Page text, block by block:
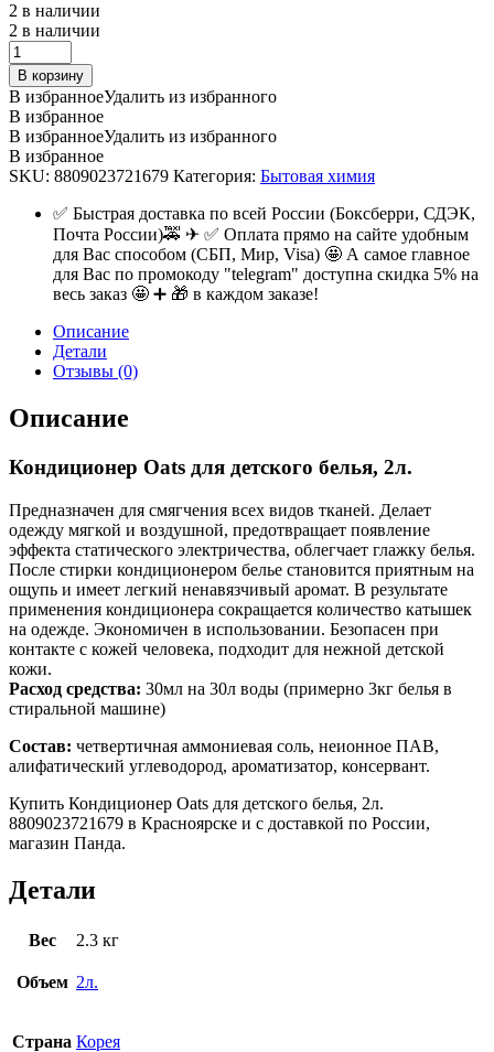
2 в наличии
2 в наличии
Кондиционер
Oats
для
детского
белья,
2л.
quantity
В корзину
В избранноеУдалить из избранного
В избранное
В избранноеУдалить из избранного
В избранное
SKU: 8809023721679 Категория: Бытовая химия
✅ Быстрая доставка по всей России (Боксберри, СДЭК,
Почта России)🚕 ✈ ✅ Оплата прямо на сайте удобным
для Вас способом (СБП, Мир, Visa) 🤩 А самое главное
для Вас по промокоду "telegram" доступна скидка 5% на
весь заказ 🤩 ➕ 🎁 в каждом заказе!
Описание
Детали
Отзывы (0)
Описание
Кондиционер Oats для детского белья, 2л.
Предназначен для смягчения всех видов тканей. Делает
одежду мягкой и воздушной, предотвращает появление
эффекта статического электричества, облегчает глажку белья.
После стирки кондиционером белье становится приятным на
ощупь и имеет легкий ненавязчивый аромат. В результате
применения кондиционера сокращается количество катышек
на одежде. Экономичен в использовании. Безопасен при
контакте с кожей человека, подходит для нежной детской
кожи.
Расход средства: 30мл на 30л воды (примерно 3кг белья в
стиральной машине)
Состав: четвертичная аммониевая соль, неионное ПАВ,
алифатический углеводород, ароматизатор, консервант.
Купить Кондиционер Oats для детского белья, 2л.
8809023721679 в Красноярске и с доставкой по России,
магазин Панда.
Детали
Вес 2.3 кг
Объем 2л.
Страна Корея